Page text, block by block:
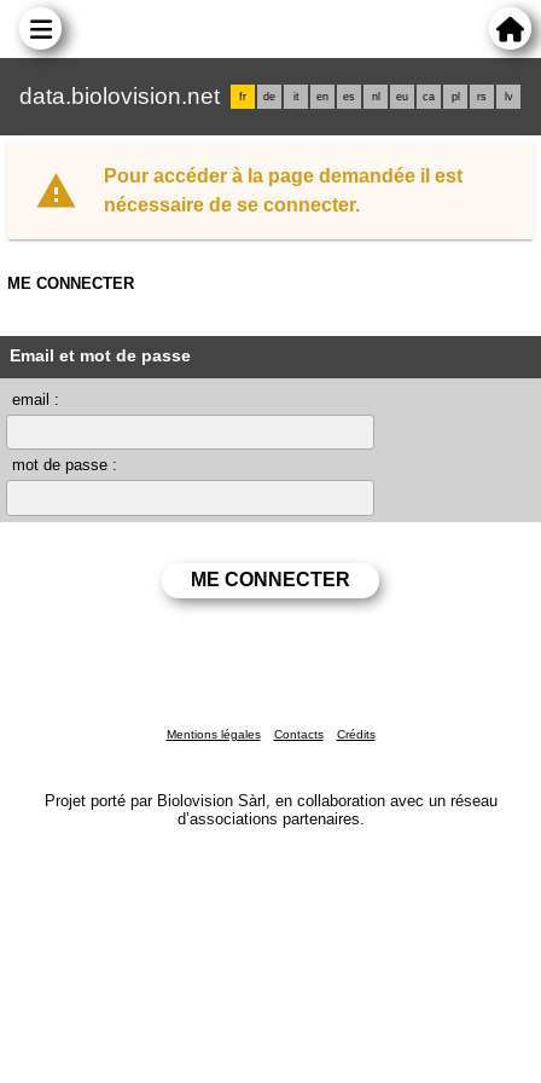
data.biolovision.net fr de it en es nl eu ca pl rs lv
Pour accéder à la page demandée il est
nécessaire de se connecter.
ME CONNECTER
Email et mot de passe
email :
mot de passe :
Mentions légales Contacts Crédits
Projet porté par Biolovision Sàrl, en collaboration avec un réseau
d’associations partenaires.